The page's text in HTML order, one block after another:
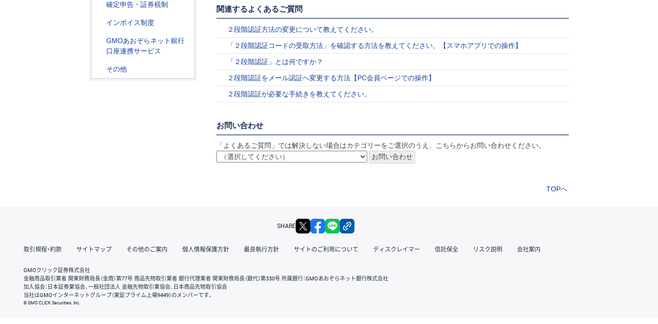
確定申告・証券税制
インボイス制度
GMOあおぞらネット銀行
口座連携サービス
その他
関連するよくあるご質問
２段階認証方法の変更について教えてください。
「２段階認証コードの受取方法」を確認する方法を教えてください。【スマホアプリでの操作】
「２段階認証」とは何ですか？
２段階認証をメール認証へ変更する方法【PC会員ページでの操作】
２段階認証が必要な手続きを教えてください。
お問い合わせ
「よくあるご質問」では解決しない場合はカテゴリーをご選択のうえ、こちらからお問い合わせください。
TOPへ
SHARE X facebook
取引規程・約款 サイトマップ その他のご案内 個人情報保護方針 最良執行方針 サイトのご利用について ディスクレイマー 信託保全 リスク説明 会社案内
GMOクリック証券株式会社
金融商品取引業者 関東財務局長（金商）第77号 商品先物取引業者 銀行代理業者 関東財務局長（銀代）第330号 所属銀行：GMOあおぞらネット銀行株式会社
加入協会：日本証券業協会、一般社団法人 金融先物取引業協会、日本商品先物取引協会
当社はGMOインターネットグループ（東証プライム上場9449）のメンバーです。
© GMO CLICK Securities, Inc.